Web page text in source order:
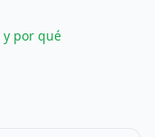
y por qué